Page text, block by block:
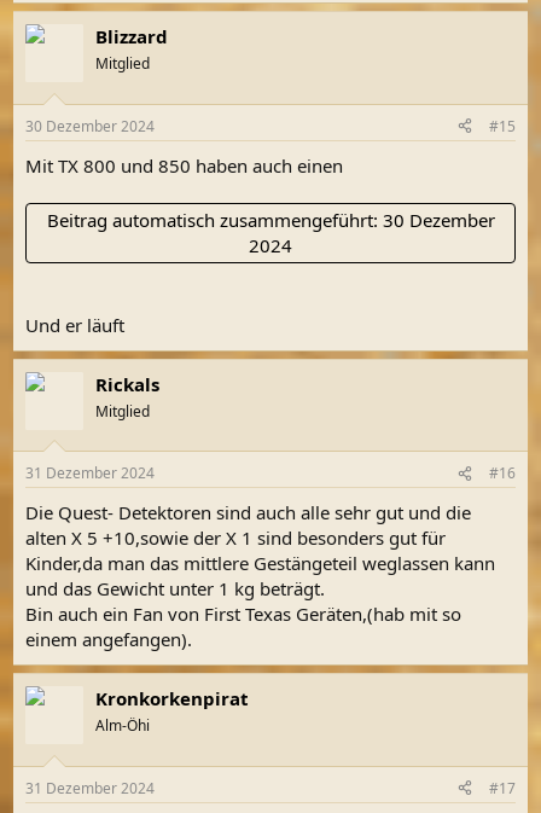
Blizzard
Mitglied
30 Dezember 2024 #15
Mit TX 800 und 850 haben auch einen
Beitrag automatisch zusammengeführt: 30 Dezember
2024
Und er läuft
Rickals
Mitglied
31 Dezember 2024 #16
Die Quest- Detektoren sind auch alle sehr gut und die
alten X 5 +10,sowie der X 1 sind besonders gut für
Kinder,da man das mittlere Gestängeteil weglassen kann
und das Gewicht unter 1 kg beträgt.
Bin auch ein Fan von First Texas Geräten,(hab mit so
einem angefangen).
Kronkorkenpirat
Alm-Öhi
31 Dezember 2024 #17